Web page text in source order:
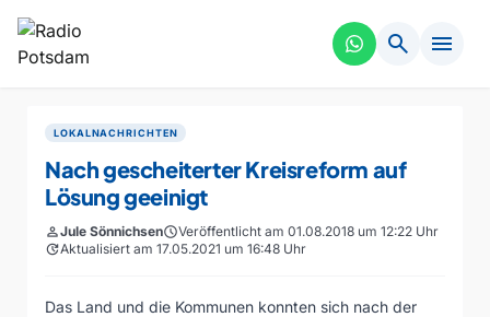
search menu
LOKALNACHRICHTEN
Nach gescheiterter Kreisreform auf
Lösung geeinigt
personJule SönnichsenscheduleVeröffentlicht am 01.08.2018 um 12:22 Uhr
updateAktualisiert am 17.05.2021 um 16:48 Uhr
Das Land und die Kommunen konnten sich nach der